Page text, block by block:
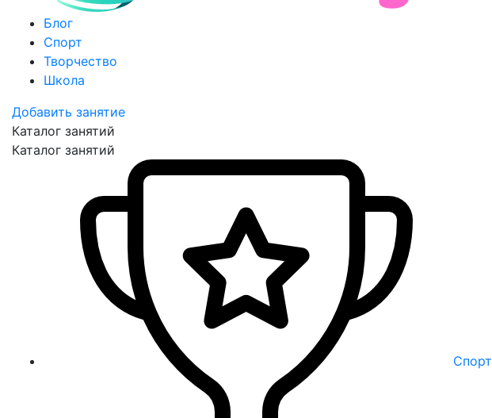
Блог
Спорт
Творчество
Школа
Добавить занятие
Каталог занятий
Каталог занятий
Спорт